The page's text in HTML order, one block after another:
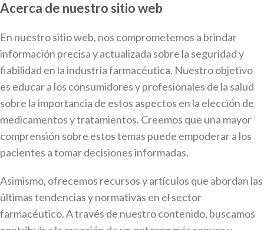
Acerca de nuestro sitio web
En nuestro sitio web, nos comprometemos a brindar
información precisa y actualizada sobre la seguridad y
fiabilidad en la industria farmacéutica. Nuestro objetivo
es educar a los consumidores y profesionales de la salud
sobre la importancia de estos aspectos en la elección de
medicamentos y tratamientos. Creemos que una mayor
comprensión sobre estos temas puede empoderar a los
pacientes a tomar decisiones informadas.
Asimismo, ofrecemos recursos y artículos que abordan las
últimas tendencias y normativas en el sector
farmacéutico. A través de nuestro contenido, buscamos